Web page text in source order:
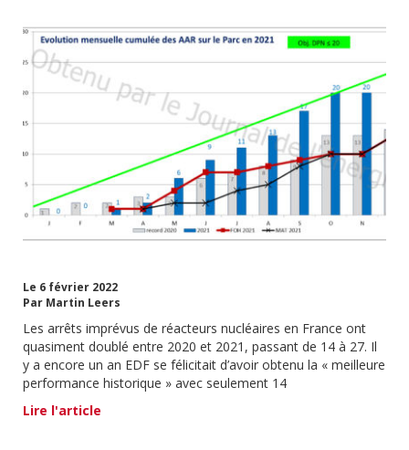
Le 6 février 2022
Par Martin Leers
Les arrêts imprévus de réacteurs nucléaires en France ont
quasiment doublé entre 2020 et 2021, passant de 14 à 27. Il
y a encore un an EDF se félicitait d’avoir obtenu la « meilleure
performance historique » avec seulement 14
Lire l'article